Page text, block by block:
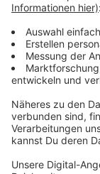
Anzeige
Anzeige